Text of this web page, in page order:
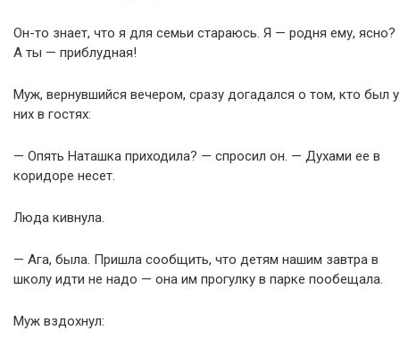
Он-то знает, что я для семьи стараюсь. Я — родня ему, ясно?
А ты — приблудная!
Муж, вернувшийся вечером, сразу догадался о том, кто был у
них в гостях:
— Опять Наташка приходила? — спросил он. — Духами ее в
коридоре несет.
Люда кивнула.
— Ага, была. Пришла сообщить, что детям нашим завтра в
школу идти не надо — она им прогулку в парке пообещала.
Муж вздохнул: